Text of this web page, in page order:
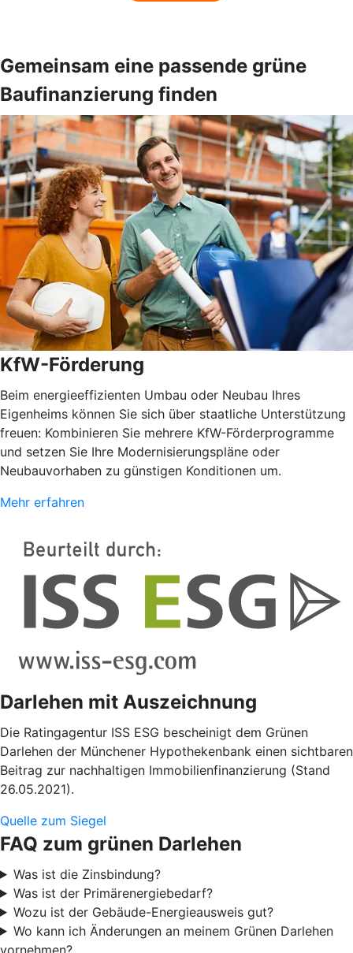
Gemeinsam eine passende grüne
Baufinanzierung finden
KfW-Förderung
Beim energieeffizienten Umbau oder Neubau Ihres
Eigenheims können Sie sich über staatliche Unterstützung
freuen: Kombinieren Sie mehrere KfW-Förderprogramme
und setzen Sie Ihre Modernisierungspläne oder
Neubauvorhaben zu günstigen Konditionen um.
Mehr erfahren
Darlehen mit Auszeichnung
Die Ratingagentur ISS ESG bescheinigt dem Grünen
Darlehen der Münchener Hypothekenbank einen sichtbaren
Beitrag zur nachhaltigen Immobilienfinanzierung (Stand
26.05.2021).
Quelle zum Siegel
FAQ zum grünen Darlehen
Was ist die Zinsbindung?
Was ist der Primärenergiebedarf?
Wozu ist der Gebäude-Energieausweis gut?
Wo kann ich Änderungen an meinem Grünen Darlehen
vornehmen?